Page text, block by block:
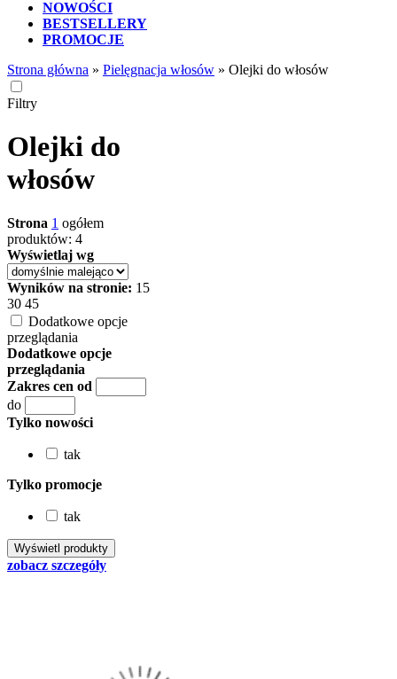
NOWOŚCI
BESTSELLERY
PROMOCJE
Strona główna » Pielęgnacja włosów » Olejki do włosów
Filtry
Olejki do
włosów
Strona 1 ogółem
produktów: 4
Wyświetlaj wg
Wyników na stronie: 15
30 45
Dodatkowe opcje
przeglądania
Dodatkowe opcje
przeglądania
Zakres cen od
do
Tylko nowości
tak
Tylko promocje
tak
zobacz szczegóły